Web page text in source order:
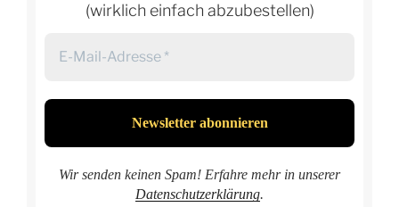
(wirklich einfach abzubestellen)
Wir senden keinen Spam! Erfahre mehr in unserer
Datenschutzerklärung.